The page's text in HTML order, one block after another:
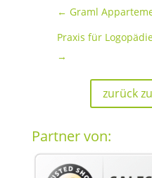
← Graml
Praxis für
→
zurück
Partner von: